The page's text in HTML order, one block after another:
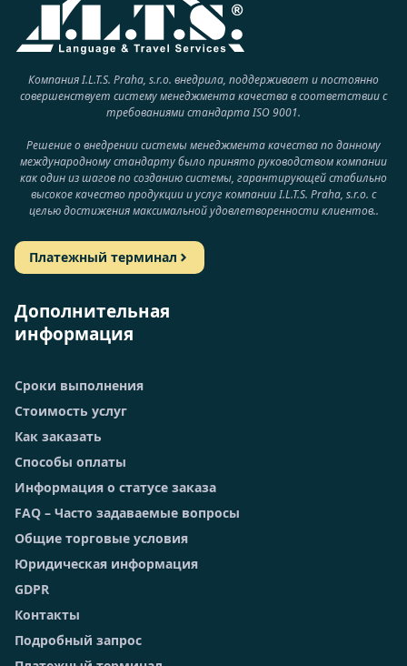
Компания I.L.T.S. Praha, s.r.o. внедрила, поддерживает и постоянно
совершенствует систему менеджмента качества в соответствии с
требованиями стандарта ISO 9001.
Решение о внедрении системы менеджмента качества по данному
международному стандарту было принято руководством компании
как один из шагов по созданию системы, гарантирующей стабильно
высокое качество продукции и услуг компании I.L.T.S. Praha, s.r.o. с
целью достижения максимальной удовлетворенности клиентов..
Платежный терминал
Дополнительная
информация
Сроки выполнения
Стоимость услуг
Как заказать
Способы оплаты
Информация о статусе заказа
FAQ – Часто задаваемые вопросы
Общие торговые условия
Юридическая информация
GDPR
Контакты
Подробный запрос